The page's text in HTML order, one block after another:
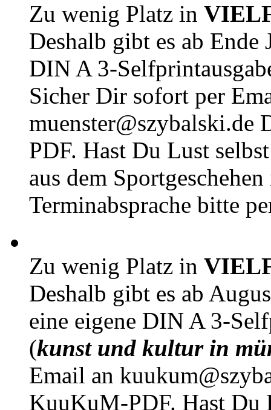
Zu wenig Platz in
Deshalb gibt es ab Ende
DIN A 3-
Sicher Dir sofort per
muenster@szybalski.de
PDF. Hast Du Lust
aus dem
Terminabsprache bitte
Zu wenig Platz in
Deshalb gibt es ab
eine eigene DIN A 3-
(kunst und kultur in
Email an
KuuKuM-PDF. Hast Du